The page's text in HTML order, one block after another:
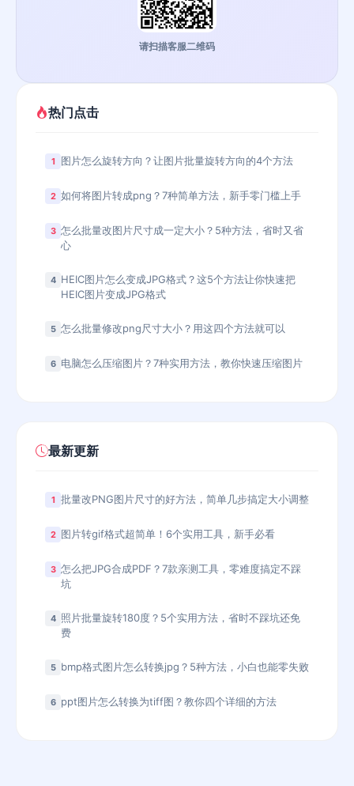
请扫描客服二维码
热门点击
1 图片怎么旋转方向？让图片批量旋转方向的4个方法
2 如何将图片转成png？7种简单方法，新手零门槛上手
3 怎么批量改图片尺寸成一定大小？5种方法，省时又省
心
4 HEIC图片怎么变成JPG格式？这5个方法让你快速把
HEIC图片变成JPG格式
5 怎么批量修改png尺寸大小？用这四个方法就可以
6 电脑怎么压缩图片？7种实用方法，教你快速压缩图片
最新更新
1 批量改PNG图片尺寸的好方法，简单几步搞定大小调整
2 图片转gif格式超简单！6个实用工具，新手必看
3 怎么把JPG合成PDF？7款亲测工具，零难度搞定不踩
坑
4 照片批量旋转180度？5个实用方法，省时不踩坑还免
费
5 bmp格式图片怎么转换jpg？5种方法，小白也能零失败
6 ppt图片怎么转换为tiff图？教你四个详细的方法